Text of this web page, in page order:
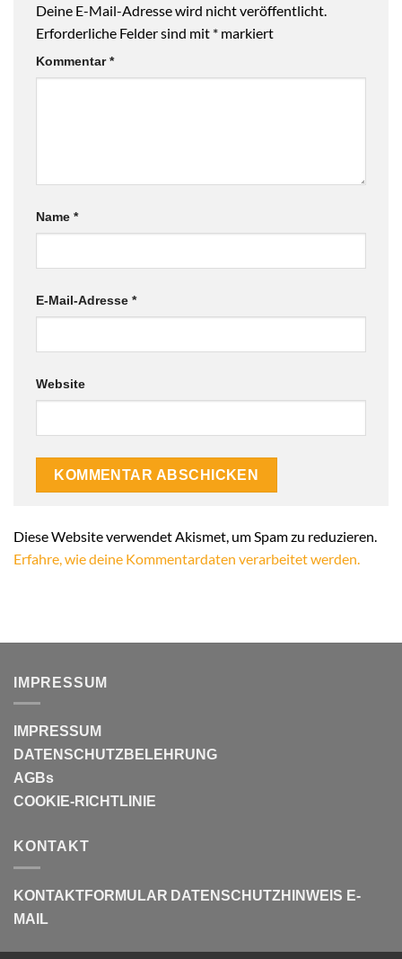
Deine E-Mail-Adresse wird nicht veröffentlicht.
Erforderliche Felder sind mit * markiert
Kommentar*
Name *
E-Mail-Adresse *
Website
Diese Website verwendet Akismet, um Spam zu reduzieren.
Erfahre, wie deine Kommentardaten verarbeitet werden.
IMPRESSUM
IMPRESSUM
DATENSCHUTZBELEHRUNG
AGBs
COOKIE-RICHTLINIE
KONTAKT
KONTAKTFORMULAR DATENSCHUTZHINWEIS E-
MAIL